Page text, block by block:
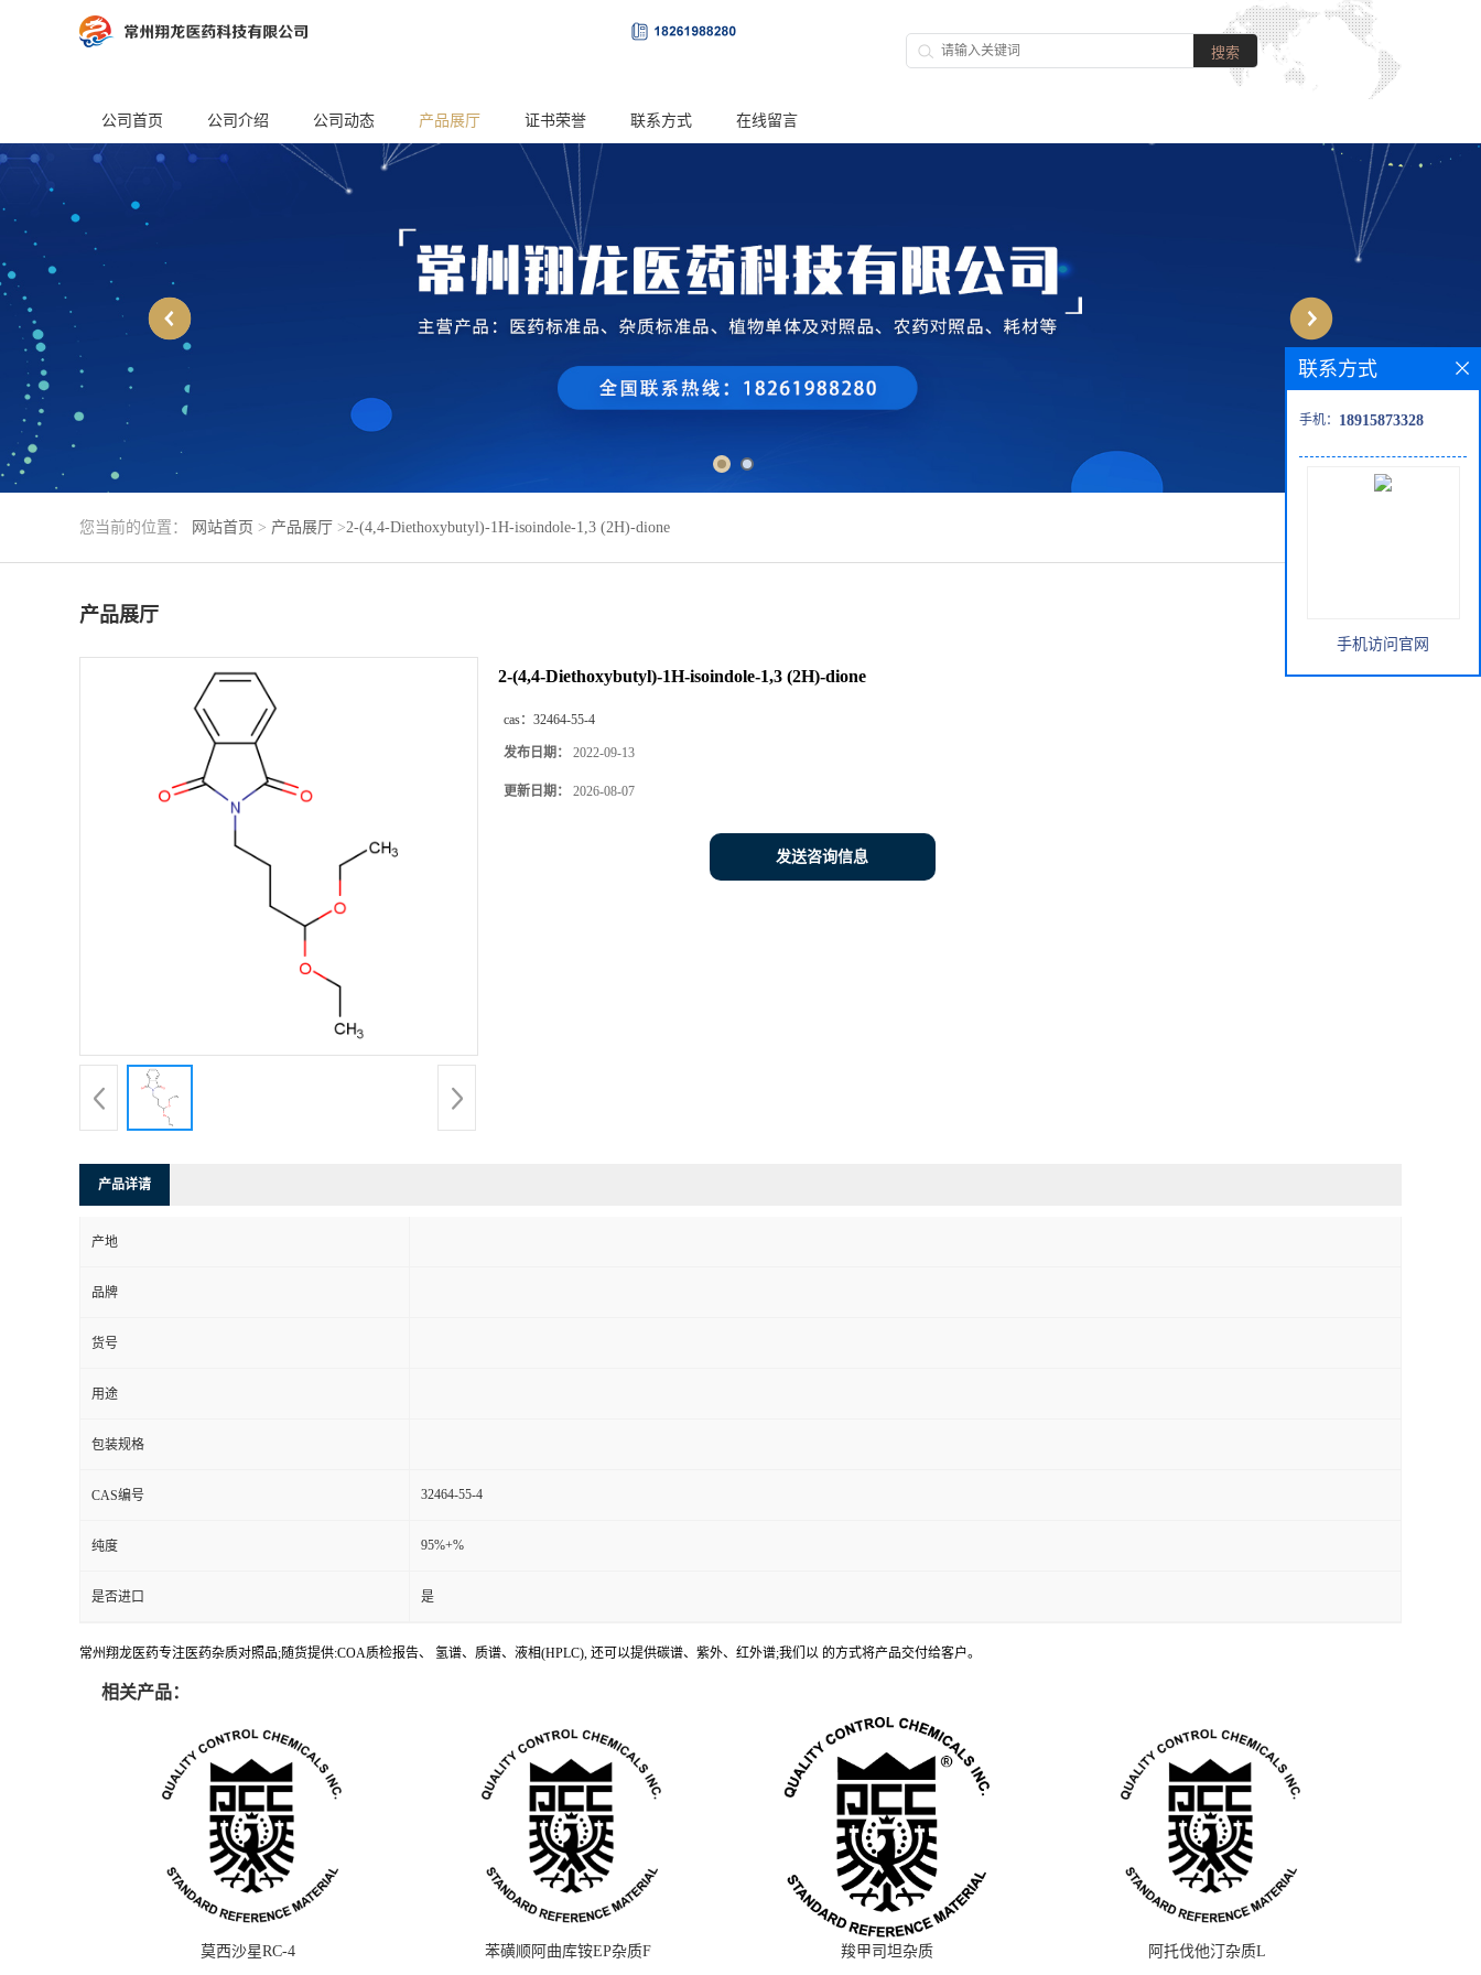
公司首页 公司介绍 公司动态 产品展厅 证书荣誉 联系方式 在线留言
您当前的位置： 网站首页 > 产品展厅 >2-(4,4-Diethoxybutyl)-1H-isoindole-1,3 (2H)-dione
产品展厅
2-(4,4-Diethoxybutyl)-1H-isoindole-1,3 (2H)-dione
cas： 32464-55-4
发布日期： 2022-09-13
更新日期： 2026-08-07
发送咨询信息
产品详请
产地
品牌
货号
用途
包装规格
CAS编号 32464-55-4
纯度 95%+%
是否进口 是
常州翔龙医药专注医药杂质对照品;随货提供:COA质检报告、 氢谱、质谱、液相(HPLC), 还可以提供碳谱、紫外、红外谱;我们以 的方式将产品交付给客户。
相关产品：
莫西沙星RC-4 苯磺顺阿曲库铵EP杂质F 羧甲司坦杂质 阿托伐他汀杂质L
联系方式
手机： 18915873328
手机访问官网